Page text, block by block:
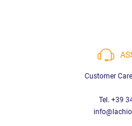
Customer
Tel. +39